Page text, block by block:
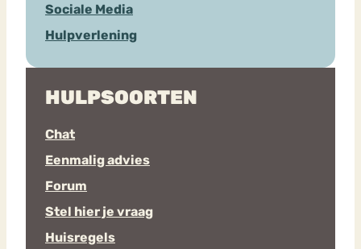
Sociale Media
Hulpverlening
HULPSOORTEN
Chat
Eenmalig advies
Forum
Stel hier je vraag
Huisregels